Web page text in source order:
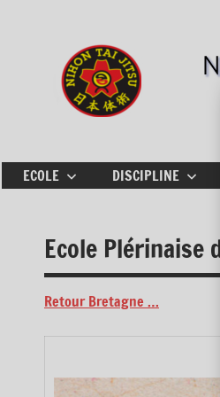
ECOLE DISCIPLINE
Ecole Plérinaise
Retour Bretagne …